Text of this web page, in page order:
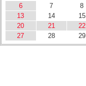
6
7 8
13
14 15
20
21 22
27
28 29